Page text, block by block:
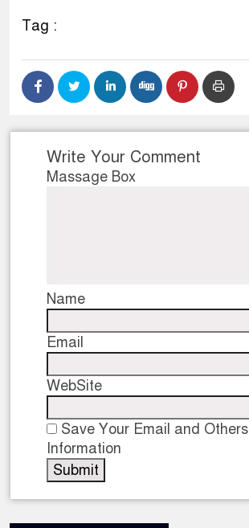
Tag :
Write Your Comment
Massage Box
Name
Email
WebSite
Save Your Email and Others
Information